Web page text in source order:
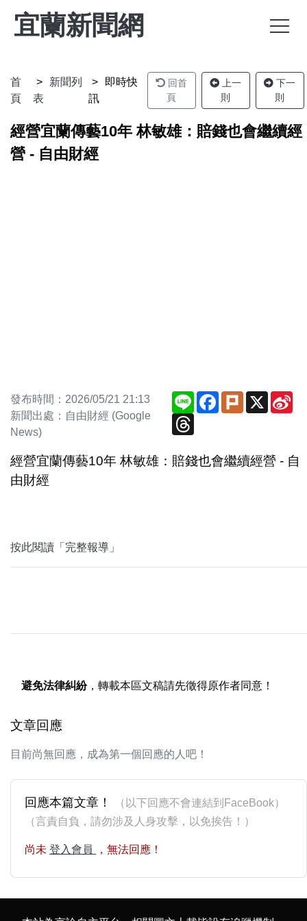
宜蘭新聞網
首
頁
新聞列
表
即時快
訊
回首
頁
上一
則
下一
則
經營宜蘭傳藝10年 林敏雄：賠錢也會繼續經
營 - 自由財經
發布時間：2026/05/21 21:13
新聞出處：自由財經 (Google
News)
Line Facebook
Plurk X
經營宜蘭傳藝10年 林敏雄：賠錢也會繼續經營 - 自
由財經
按此閱讀「完整報導」
避免法律糾紛，轉載本區文稿請先徵得原作者同意！
文章回應
目前尚無回應，成為第一個回應的人吧！
回應本篇文章！
（以下回應不會連結到FaceBook）
（言責自負，請勿涉及人身攻擊，以免挨告！）
尚未 登入會員 ，無法回應！